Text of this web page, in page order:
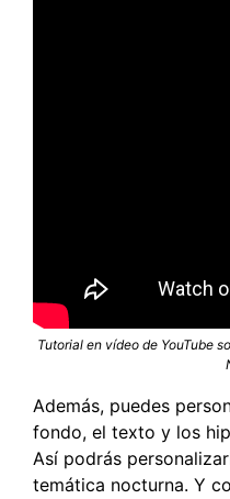
Tutorial en vídeo de YouTube
Además, puedes
fondo, el texto y los
Así podrás
temática nocturna. Y